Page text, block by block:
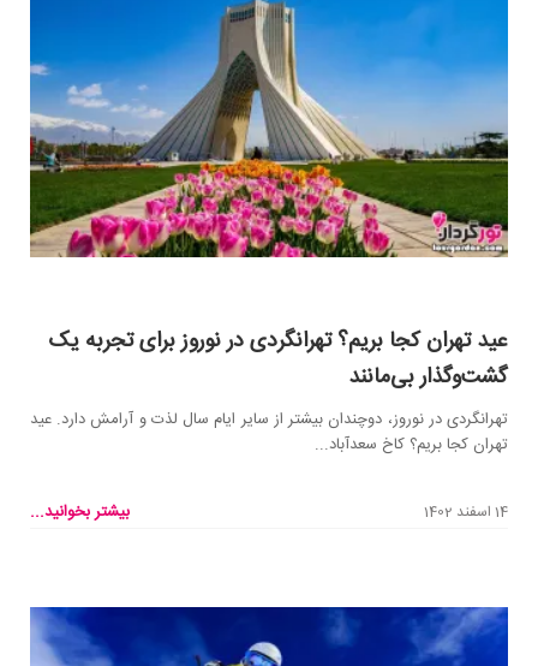
عید تهران کجا بریم؟ تهرانگردی در نوروز برای تجربه یک
گشت‌وگذار بی‌مانند
تهرانگردی در نوروز، دوچندان بیشتر از سایر ایام سال لذت و آرامش دارد. عید
تهران کجا بریم؟ کاخ سعدآباد...
14 اسفند 1402 بیشتر بخوانید...